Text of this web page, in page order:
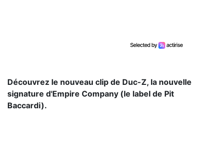
Découvrez le nouveau clip de Duc-Z, la nouvelle
signature d'Empire Company (le label de Pit
Baccardi).